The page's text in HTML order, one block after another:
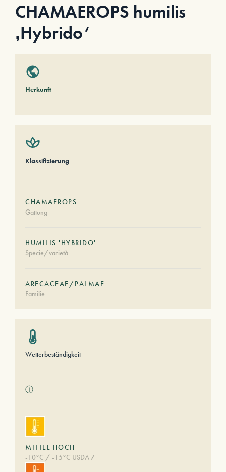
CHAMAEROPS humilis
‚Hybrido‘
Herkunft
Klassifizierung
CHAMAEROPS
Gattung
HUMILIS 'HYBRIDO'
Specie/varietà
ARECACEAE/PALMAE
Familie
Wetterbeständigkeit
ⓘ
MITTEL HOCH
-10°C / -15°C USDA 7